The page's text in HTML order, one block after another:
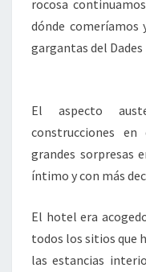
rocosa
dónde comeríamos
gargantas del
El aspecto
construcciones
grandes sorpresas
íntimo y con más
El hotel era
todos los sitios que
las estancias